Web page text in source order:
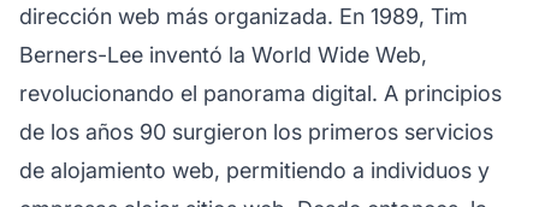
dirección web más organizada. En 1989, Tim
Berners-Lee inventó la World Wide Web,
revolucionando el panorama digital. A principios
de los años 90 surgieron los primeros servicios
de alojamiento web, permitiendo a individuos y